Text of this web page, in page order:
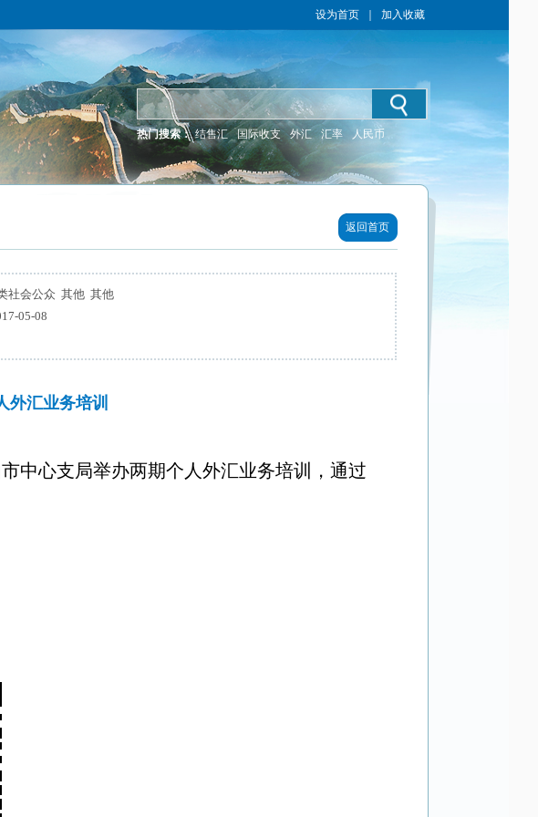
设为首页 加入收藏
热门搜索： 结售汇 国际收支 外汇 汇率 人民币
返回首页
社会公众 其他 其他
05-08
外汇业务培训
中心支局举办两期个人外汇业务培训，通过